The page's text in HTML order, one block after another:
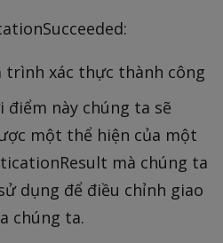
trình xác thực thành công
điểm này chúng ta sẽ
một thể hiện của một
mà chúng ta
dụng để điều chỉnh giao
chúng ta.